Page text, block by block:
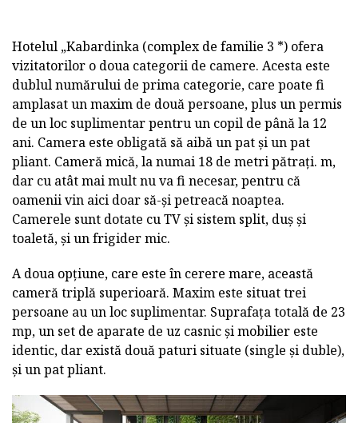
Hotelul „Kabardinka (complex de familie 3 *) ofera
vizitatorilor o doua categorii de camere. Acesta este
dublul numărului de prima categorie, care poate fi
amplasat un maxim de două persoane, plus un permis
de un loc suplimentar pentru un copil de până la 12
ani. Camera este obligată să aibă un pat și un pat
pliant. Cameră mică, la numai 18 de metri pătrați. m,
dar cu atât mai mult nu va fi necesar, pentru că
oamenii vin aici doar să-și petreacă noaptea.
Camerele sunt dotate cu TV și sistem split, duș și
toaletă, și un frigider mic.
A doua opțiune, care este în cerere mare, această
cameră triplă superioară. Maxim este situat trei
persoane au un loc suplimentar. Suprafața totală de 23
mp, un set de aparate de uz casnic și mobilier este
identic, dar există două paturi situate (single și duble),
și un pat pliant.